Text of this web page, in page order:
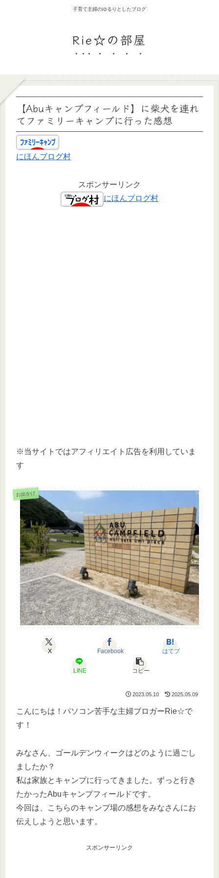
子育て主婦のゆるりとしたブログ
Rie☆の部屋
【Abuキャンプフィールド】に柴犬を連れ
てファミリーキャンプに行った感想
にほんブログ村
スポンサーリンク
にほんブログ村
※当サイトではアフィリエイト広告を利用していま
す
お出かけ
X Facebook はてブ
LINE コピー
2023.05.10 2025.05.09
こんにちは！パソコン苦手な主婦ブロガーRie☆で
す！
みなさん、ゴールデンウィークはどのように過ごし
ましたか？
私は家族とキャンプに行ってきました。ずっと行き
たかったAbuキャンプフィールドです。
今回は、こちらのキャンプ場の感想をみなさんにお
伝えしようと思います。
スポンサーリンク